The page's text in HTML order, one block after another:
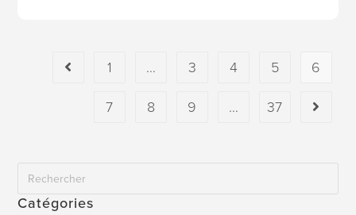
1 … 3 4 5
6
7
8 9 … 37
Catégories